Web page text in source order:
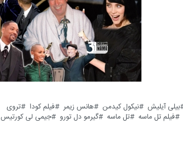
بیلی آیلیش نیکول کیدمن هانس زیمر فیلم کودا
تروی
فیلم تل ماسه تل ماسه گیرمو دل تورو
جیمی لی کورتیس